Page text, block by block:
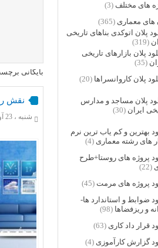
بایگانی
نقش
شنبه ، 23 آوریل
های مختلف (3)
های معماری (365)
پلان اتوکدی بناهای تاریخی
(319)
پلان بازارهای تاریخی
(35)
پلان کاروانسراها (20)
پلان مساجد و مدارس
ایران (30)
بهترین و کم یاب ترین نرم
های رشته معماری (4)
پروژه های روستا+طرح
(22)
پروژه های مرمت (45)
ضوابط و استاندارد ها-
و ریزفضاها (98)
قرار داد کاری (63)
گزارش کارآموزی (4)